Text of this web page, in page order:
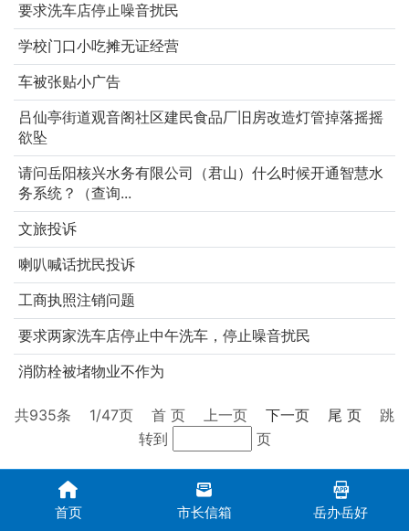
要求洗车店停止噪音扰民
学校门口小吃摊无证经营
车被张贴小广告
吕仙亭街道观音阁社区建民食品厂旧房改造灯管掉落摇摇
欲坠
请问岳阳核兴水务有限公司（君山）什么时候开通智慧水
务系统？（查询...
文旅投诉
喇叭喊话扰民投诉
工商执照注销问题
要求两家洗车店停止中午洗车，停止噪音扰民
消防栓被堵物业不作为
共935条 1/47页 首 页 上一页 下一页 尾 页
跳
转到
页
首页 市长信箱 岳办岳好